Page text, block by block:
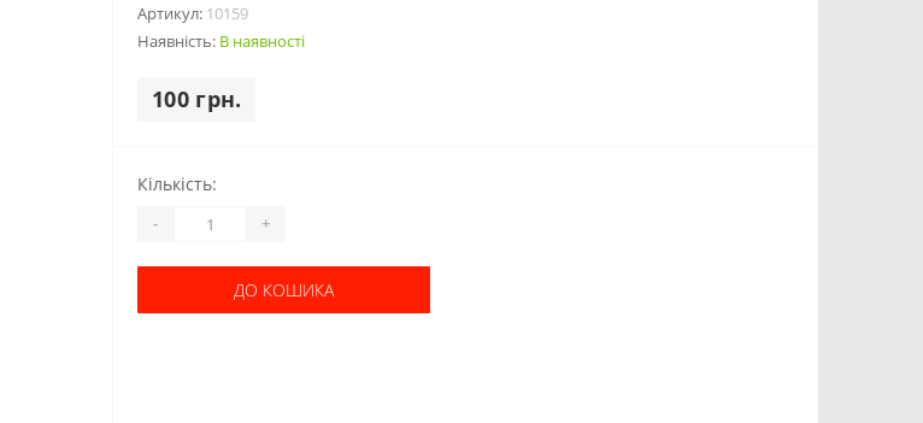
Артикул: 10159
Наявність: В наявності
100 грн.
Кількість:
- +
ДО КОШИКА